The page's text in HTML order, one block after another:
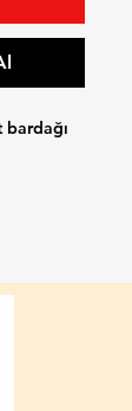
bardağı